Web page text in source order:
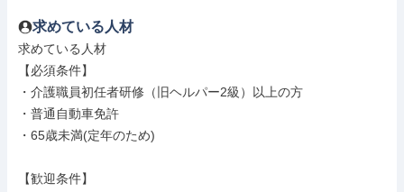
求めている人材
求めている人材
【必須条件】
・介護職員初任者研修（旧ヘルパー2級）以上の方
・普通自動車免許
・65歳未満(定年のため)
【歓迎条件】